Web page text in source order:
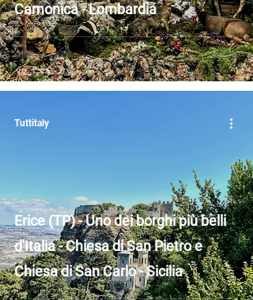
Camonica - Lombardia
Erice (TP) - Uno dei borghi più belli
d'Italia - Chiesa di San Pietro e
Chiesa di San Carlo - Sicilia
Tuttitaly